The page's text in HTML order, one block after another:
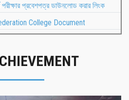
পরীক্ষার প্রবেশপত্র ডাউনলোড করার লিংক
College Document